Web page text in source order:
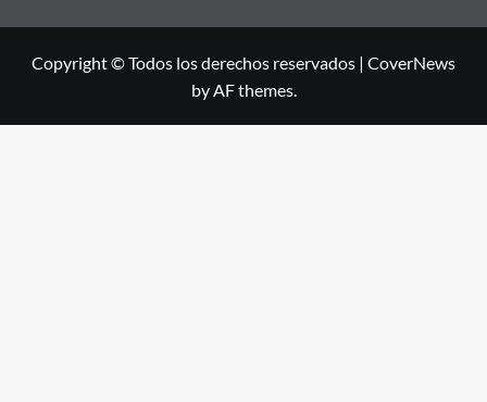
Copyright © Todos los derechos reservados | CoverNews
by AF themes.